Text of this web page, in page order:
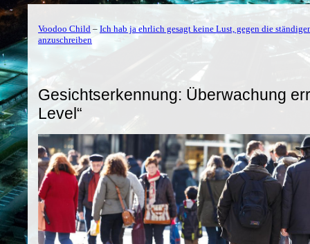
Voodoo Child – Ich hab ja ehrlich gesagt keine Lust, gegen die
anzuschreiben
Gesichtserkennung: Überwachung
Level“